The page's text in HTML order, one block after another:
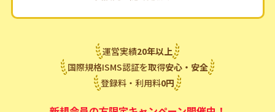
その他、ギフト券・他社ポイントなど
運営実績20年以上
国際規格ISMS認証を取得安心・安全